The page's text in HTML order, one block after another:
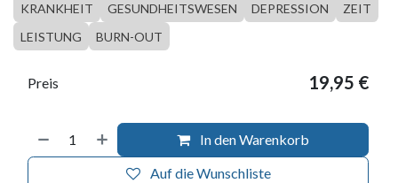
KRANKHEIT GESUNDHEITSWESEN DEPRESSION
ZEIT
LEISTUNG
BURN-OUT
In den Warenkorb
Auf die Wunschliste
Preis 19,95 €